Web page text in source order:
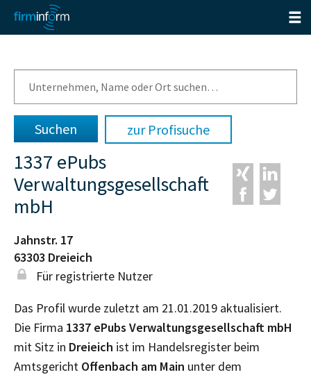
zur Profisuche
1337 ePubs
Verwaltungsgesellschaft
mbH
Jahnstr. 17
63303 Dreieich
Für registrierte Nutzer
Das Profil wurde zuletzt am 21.01.2019 aktualisiert.
Die Firma 1337 ePubs Verwaltungsgesellschaft mbH
mit Sitz in Dreieich ist im Handelsregister beim
Amtsgericht Offenbach am Main unter dem